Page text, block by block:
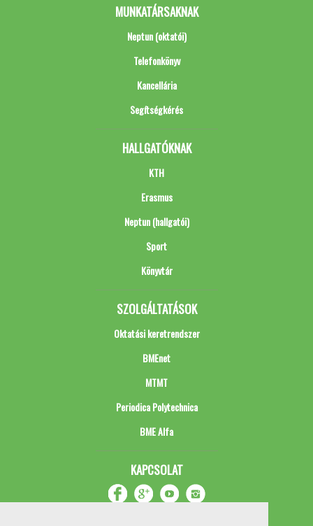
MUNKATÁRSAKNAK
Neptun (oktatói)
Telefonkönyv
Kancellária
Segítségkérés
HALLGATÓKNAK
KTH
Erasmus
Neptun (hallgatói)
Sport
Könyvtár
SZOLGÁLTATÁSOK
Oktatási keretrendszer
BMEnet
MTMT
Periodica Polytechnica
BME Alfa
KAPCSOLAT